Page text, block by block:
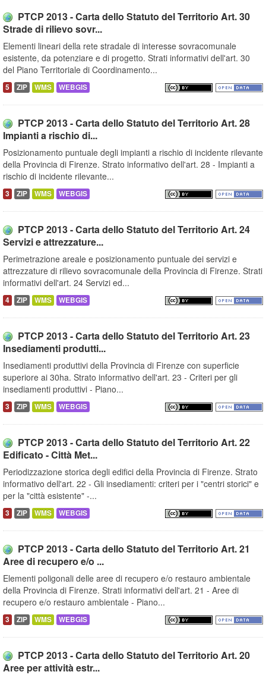
PTCP 2013 - Carta dello Statuto del Territorio Art. 30
Strade di rilievo sovr...
Elementi lineari della rete stradale di interesse sovracomunale
esistente, da potenziare e di progetto. Strati informativi dell'art. 30
del Piano Territoriale di Coordinamento...
5 ZIP WMS WEBGIS
PTCP 2013 - Carta dello Statuto del Territorio Art. 28
Impianti a rischio di...
Posizionamento puntuale degli impianti a rischio di incidente rilevante
della Provincia di Firenze. Strato informativo dell'art. 28 - Impianti a
rischio di incidente rilevante...
3 ZIP WMS WEBGIS
PTCP 2013 - Carta dello Statuto del Territorio Art. 24
Servizi e attrezzature...
Perimetrazione areale e posizionamento puntuale dei servizi e
attrezzature di rilievo sovracomunale della Provincia di Firenze. Strati
informativi dell'art. 24 Servizi ed...
4 ZIP WMS WEBGIS
PTCP 2013 - Carta dello Statuto del Territorio Art. 23
Insediamenti produtti...
Insediamenti produttivi della Provincia di Firenze con superficie
superiore ai 30ha. Strato informativo dell'art. 23 - Criteri per gli
insediamenti produttivi - Piano...
3 ZIP WMS WEBGIS
PTCP 2013 - Carta dello Statuto del Territorio Art. 22
Edificato - Città Met...
Periodizzazione storica degli edifici della Provincia di Firenze. Strato
informativo dell'art. 22 - Gli insediamenti: criteri per i "centri storici" e
per la "città esistente" -...
3 ZIP WMS WEBGIS
PTCP 2013 - Carta dello Statuto del Territorio Art. 21
Aree di recupero e/o ...
Elementi poligonali delle aree di recupero e/o restauro ambientale
della Provincia di Firenze. Strati informativi dell'art. 21 - Aree di
recupero e/o restauro ambientale - Piano...
3 ZIP WMS WEBGIS
PTCP 2013 - Carta dello Statuto del Territorio Art. 20
Aree per attività estr...